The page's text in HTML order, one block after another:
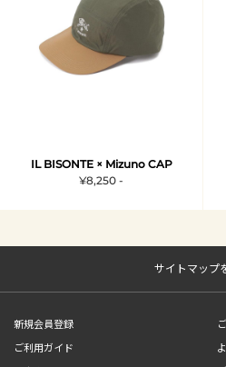
IL BISONTE × Mizuno CAP
¥8,250 -
サイトマップ
新規会員登録
ご利用ガイド